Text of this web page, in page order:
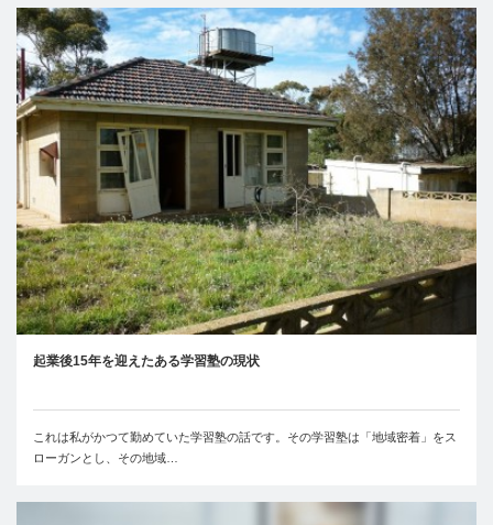
起業後15年を迎えたある学習塾の現状
これは私がかつて勤めていた学習塾の話です。その学習塾は「地域密着」をス
ローガンとし、その地域…